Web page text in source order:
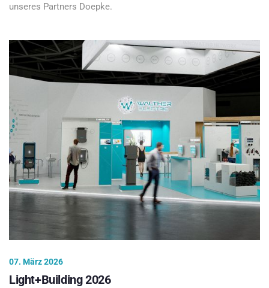
unseres Partners Doepke.
07. März 2026
Light+Building 2026